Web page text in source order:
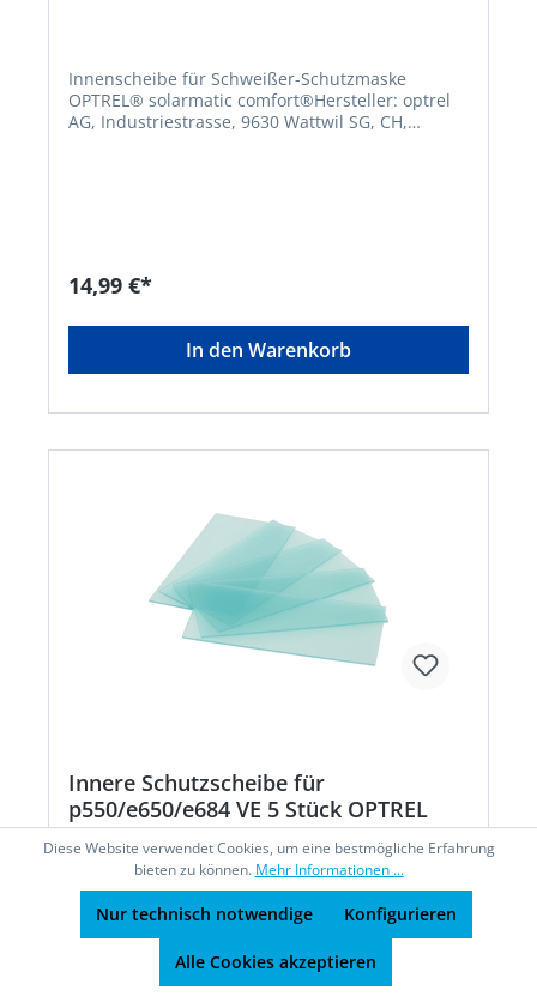
Innenscheibe für Schweißer-Schutzmaske
OPTREL® solarmatic comfort®Hersteller: optrel
AG, Industriestrasse, 9630 Wattwil SG, CH,
14,99 €*
In den Warenkorb
Innere Schutzscheibe für
p550/e650/e684 VE 5 Stück OPTREL
Innere Schutzscheibe für Schweißerhelm
OPTREL® e650 und e684Eigenschaften: • Passend
für Schweißerhelme OPTREL® e650 und
e684Hersteller: optrel AG, Industriestrasse, 9630
Diese Website verwendet Cookies, um eine bestmögliche Erfahrung
bieten zu können. Mehr Informationen ...
Nur technisch notwendige Konfigurieren
Alle Cookies akzeptieren